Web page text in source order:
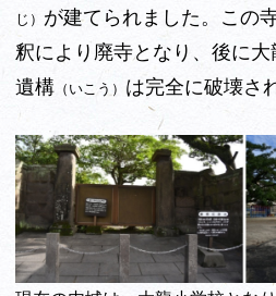
じ） が建てられました。この
釈により廃寺となり、後に
遺構 （いこう） は完全に破壊さ